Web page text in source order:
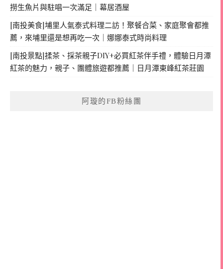
撈生魚片與駐唱一次滿足｜幕居酒屋
[南投美食]埔里人氣泰式料理二訪！聚餐合菜、家庭聚會都推
薦，來埔里還是想再吃一次｜娜娜泰式時尚料理
[南投景點]揉茶、採茶親子DIY+必買紅茶伴手禮，體驗日月潭
紅茶的魅力，親子、團體旅遊都推薦｜日月潭東峰紅茶莊園
阿璇的FB粉絲團